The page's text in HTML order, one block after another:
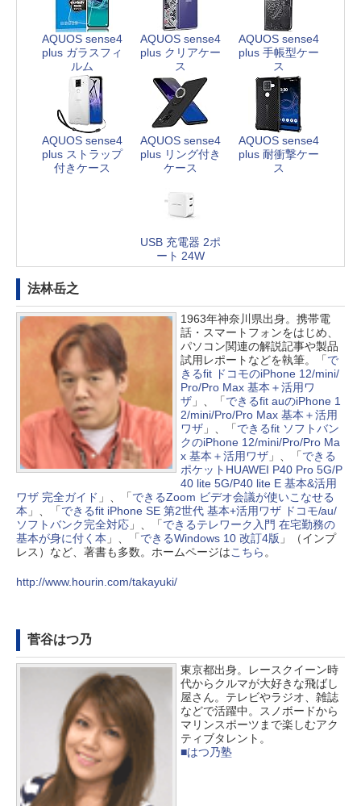
AQUOS sense4
plus ガラスフィ
ルム
AQUOS sense4
plus クリアケー
ス
AQUOS sense4
plus 手帳型ケー
ス
AQUOS sense4
plus ストラップ
付きケース
AQUOS sense4
plus リング付き
ケース
AQUOS sense4
plus 耐衝撃ケー
ス
USB 充電器 2ポ
ート 24W
法林岳之
1963年神奈川県出身。携帯電
話・スマートフォンをはじめ、
パソコン関連の解説記事や製品
試用レポートなどを執筆。「で
きるfit ドコモのiPhone 12/mini/
Pro/Pro Max 基本＋活用ワ
ザ 」、「できるfit auのiPhone 1
2/mini/Pro/Pro Max 基本＋活用
ワザ」、「できるfit ソフトバン
クのiPhone 12/mini/Pro/Pro Ma
x 基本＋活用ワザ」、「できる
ポケットHUAWEI P40 Pro 5G/P
40 lite 5G/P40 lite E 基本&活用
ワザ 完全ガイド 」、「できるZoom ビデオ会議が使いこなせる
本 」、「できるfit iPhone SE 第2世代 基本+活用ワザ ドコモ/au/
ソフトバンク完全対応」、「できるテレワーク入門 在宅勤務の
基本が身に付く本 」、「できるWindows 10 改訂4版 」（インプ
レス）など、著書も多数。ホームページはこちら 。
http://www.hourin.com/takayuki/
菅谷はつ乃
東京都出身。レースクイーン時
代からクルマが大好きな飛ばし
屋さん。テレビやラジオ、雑誌
などで活躍中。スノボードから
マリンスポーツまで楽しむアク
ティブタレント。
■はつ乃塾